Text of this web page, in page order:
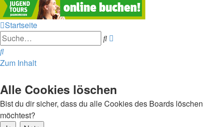
Startseite
Suche
Suche
Zum Inhalt
Alle Cookies löschen
Bist du dir sicher, dass du alle Cookies des Boards löschen
möchtest?